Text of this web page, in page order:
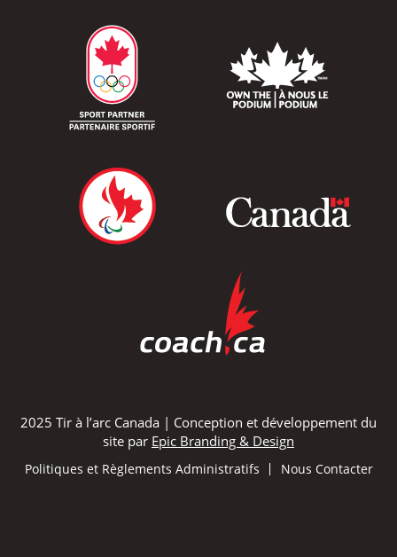
2025 Tir à l’arc Canada | Conception et développement du
site par Epic Branding & Design
Politiques et Règlements Administratifs Nous Contacter